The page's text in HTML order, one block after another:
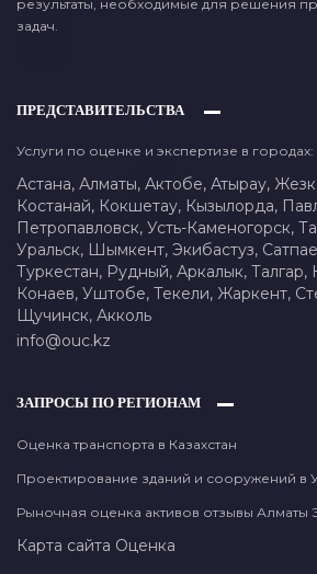
результаты, необходимые для решения
задач.
ПРЕДСТАВИТЕЛЬСТВА
Услуги по оценке и экспертизе в городах:
Астана, Алматы, Актобе, Атырау,
Костанай, Кокшетау, Кызылорда,
Петропавловск, Усть-Каменогорск,
Уральск, Шымкент, Экибастуз,
Туркестан, Рудный, Аркалык, Талгар,
Конаев, Уштобе, Текели, Жаркент,
Щучинск, Акколь
info@ouc.kz
ЗАПРОСЫ ПО РЕГИОНАМ
Оценка транспорта в Казахстан
Проектирование зданий и сооружений в
Рыночная оценка активов отзывы Алматы
Карта сайта Оценка